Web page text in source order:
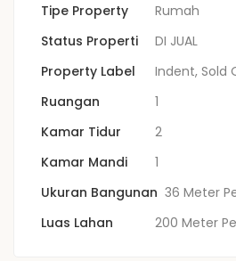
Tipe Property
Rumah
Status Properti
DI JUAL
Property Label
Indent, Sold
Ruangan
1
Kamar Tidur
2
Kamar Mandi
1
Ukuran Bangunan 36 Meter
Luas Lahan
200 Meter